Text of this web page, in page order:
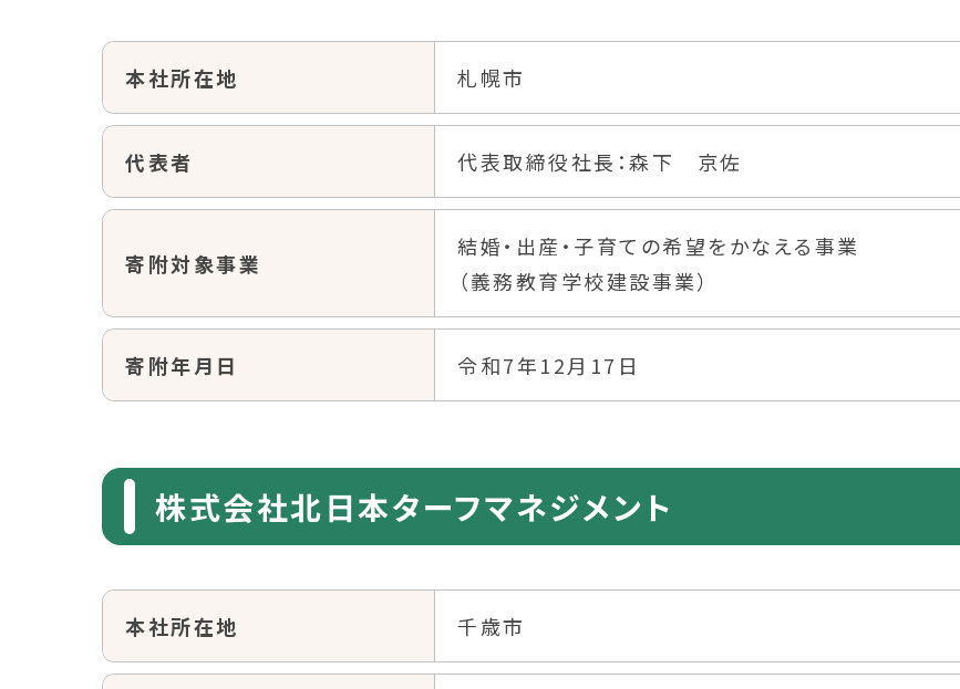
本社所在地 札幌市
代表者 代表取締役社長：森下 京佐
寄附対象事業
結婚・出産・子育ての希望をかなえる事業
（義務教育学校建設事業）
寄附年月日 令和7年12月17日
株式会社北日本ターフマネジメント
本社所在地 千歳市